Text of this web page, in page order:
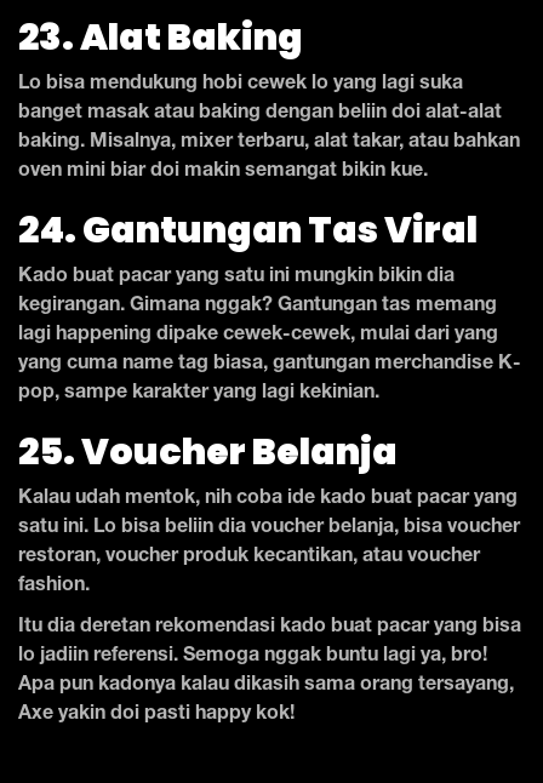
23. Alat Baking
Lo bisa mendukung hobi cewek lo yang lagi suka
banget masak atau baking dengan beliin doi alat-alat
baking. Misalnya, mixer terbaru, alat takar, atau bahkan
oven mini biar doi makin semangat bikin kue.
24. Gantungan Tas Viral
Kado buat pacar yang satu ini mungkin bikin dia
kegirangan. Gimana nggak? Gantungan tas memang
lagi happening dipake cewek-cewek, mulai dari yang
yang cuma name tag biasa, gantungan merchandise K-
pop, sampe karakter yang lagi kekinian.
25. Voucher Belanja
Kalau udah mentok, nih coba ide kado buat pacar yang
satu ini. Lo bisa beliin dia voucher belanja, bisa voucher
restoran, voucher produk kecantikan, atau voucher
fashion.
Itu dia deretan rekomendasi kado buat pacar yang bisa
lo jadiin referensi. Semoga nggak buntu lagi ya, bro!
Apa pun kadonya kalau dikasih sama orang tersayang,
Axe yakin doi pasti happy kok!